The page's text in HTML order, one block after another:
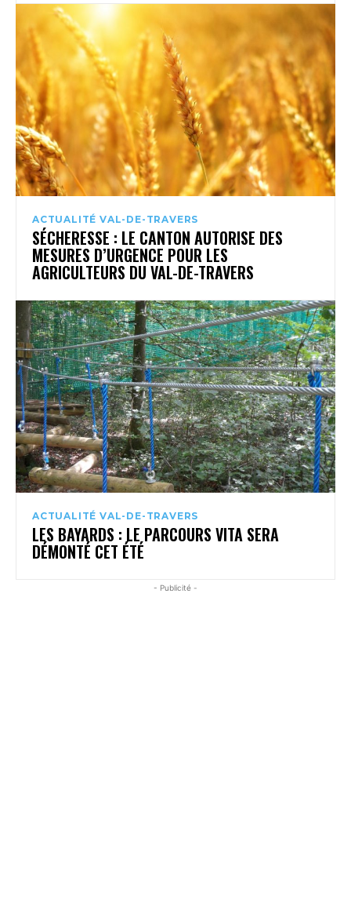
ACTUALITÉ VAL-DE-TRAVERS
SÉCHERESSE : LE CANTON AUTORISE DES
MESURES D’URGENCE POUR LES
AGRICULTEURS DU VAL-DE-TRAVERS
ACTUALITÉ VAL-DE-TRAVERS
LES BAYARDS : LE PARCOURS VITA SERA
DÉMONTÉ CET ÉTÉ
- Publicité -